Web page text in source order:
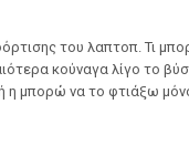
του λαπτοπ. Τι
κούναγα λίγο το
η μπορώ να το φτιάξω